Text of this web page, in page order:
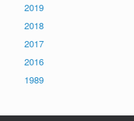
2019
2018
2017
2016
1989